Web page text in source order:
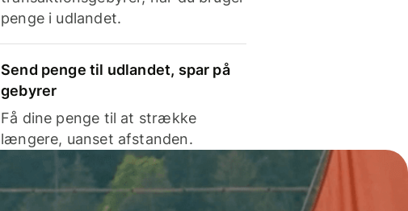
penge i udlandet.
Send penge til udlandet, spar på
gebyrer
Få dine penge til at strække
længere, uanset afstanden.